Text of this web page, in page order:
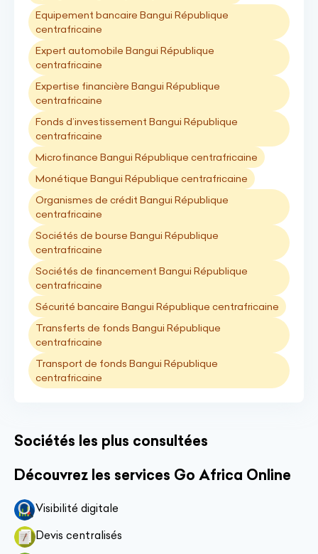
Equipement bancaire Bangui République
centrafricaine
Expert automobile Bangui République
centrafricaine
Expertise financière Bangui République
centrafricaine
Fonds d’investissement Bangui République
centrafricaine
Microfinance Bangui République centrafricaine
Monétique Bangui République centrafricaine
Organismes de crédit Bangui République
centrafricaine
Sociétés de bourse Bangui République
centrafricaine
Sociétés de financement Bangui République
centrafricaine
Sécurité bancaire Bangui République centrafricaine
Transferts de fonds Bangui République
centrafricaine
Transport de fonds Bangui République
centrafricaine
Sociétés les plus consultées
Découvrez les services Go Africa Online
Visibilité digitale
Devis centralisés